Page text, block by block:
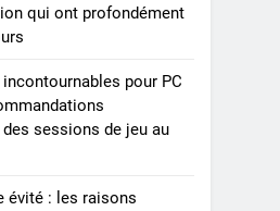
qui ont profondément
pour PC
sessions de jeu au
évité : les raisons